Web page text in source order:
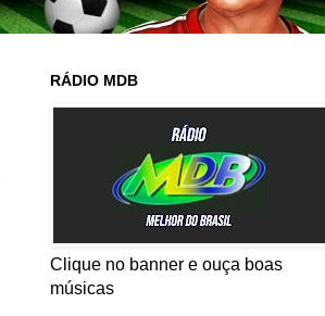
RÁDIO MDB
Clique no banner e ouça boas
músicas